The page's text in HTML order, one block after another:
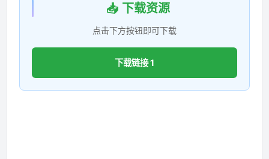
📥 下载资源
点击下方按钮即可下载
下载链接 1